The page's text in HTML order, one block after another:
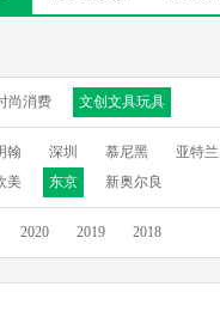
尚消费 文创文具玩具
翰 深圳 慕尼黑
亚特
美 东京 新奥尔良
2020 2019 2018